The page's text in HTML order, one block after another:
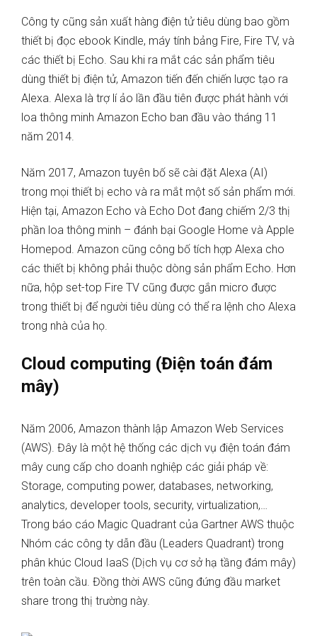
Công ty cũng sản xuất hàng điện tử tiêu dùng bao gồm
thiết bị đọc ebook Kindle, máy tính bảng Fire, Fire TV, và
các thiết bị Echo. Sau khi ra mắt các sản phẩm tiêu
dùng thiết bị điện tử, Amazon tiến đến chiến lược tạo ra
Alexa. Alexa là trợ lí ảo lần đầu tiên được phát hành với
loa thông minh Amazon Echo ban đầu vào tháng 11
năm 2014.
Năm 2017, Amazon tuyên bố sẽ cài đặt Alexa (AI)
trong mọi thiết bị echo và ra mắt một số sản phẩm mới.
Hiện tại, Amazon Echo và Echo Dot đang chiếm 2/3 thị
phần loa thông minh – đánh bại Google Home và Apple
Homepod. Amazon cũng công bố tích hợp Alexa cho
các thiết bị không phải thuộc dòng sản phẩm Echo. Hơn
nữa, hộp set-top Fire TV cũng được gắn micro được
trong thiết bị để người tiêu dùng có thể ra lệnh cho Alexa
trong nhà của họ.
Cloud computing (Điện toán đám
mây)
Năm 2006, Amazon thành lập Amazon Web Services
(AWS). Đây là một hệ thống các dịch vụ điện toán đám
mây cung cấp cho doanh nghiệp các giải pháp về:
Storage, computing power, databases, networking,
analytics, developer tools, security, virtualization,…
Trong báo cáo Magic Quadrant của Gartner AWS thuộc
Nhóm các công ty dẫn đầu (Leaders Quadrant) trong
phân khúc Cloud IaaS (Dịch vụ cơ sở hạ tầng đám mây)
trên toàn cầu. Đồng thời AWS cũng đứng đầu market
share trong thị trường này.